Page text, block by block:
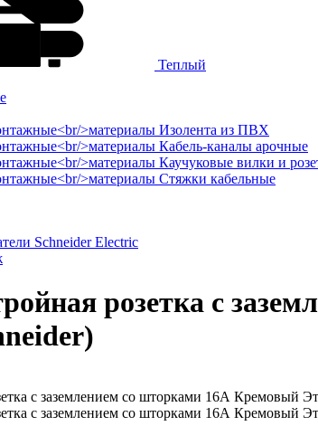
Теплый
Изолента из ПВХ
Кабель-каналы арочные
Каучуковые вилки и
Стяжки кабельные
Schneider Electric
розетка с